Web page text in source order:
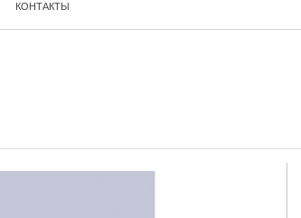
КОНТАКТЫ